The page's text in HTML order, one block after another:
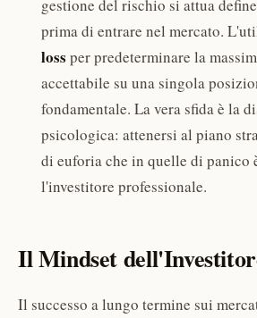
gestione del rischio si attua
prima di entrare nel mercato.
loss per predeterminare la
accettabile su una singola
fondamentale. La vera sfida è la
psicologica: attenersi al piano
di euforia che in quelle di panico
l'investitore professionale.
Il Mindset
Il successo a lungo termine sui